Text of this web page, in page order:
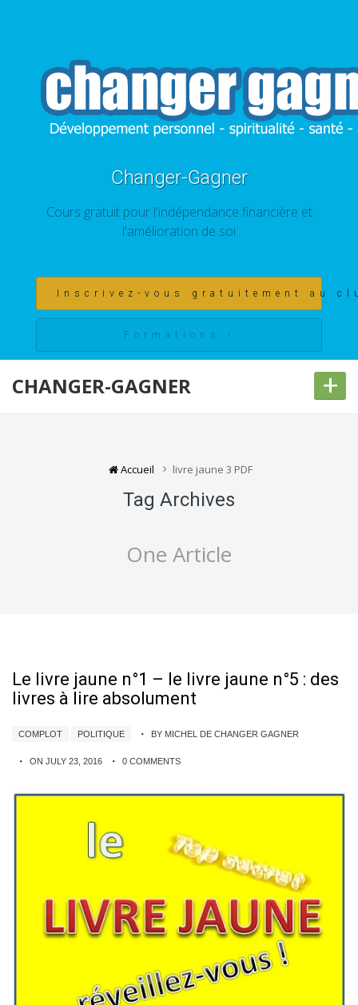
Changer-Gagner
Cours gratuit pour l'indépendance financière et
l'amélioration de soi
Inscrivez-vous gratuitement au
Formations !
CHANGER-GAGNER +
Accueil livre jaune 3 PDF
Tag Archives
One Article
Le livre jaune n°1 – le livre jaune n°5 : des
livres à lire absolument
COMPLOT POLITIQUE BY MICHEL DE CHANGER GAGNER
ON JULY 23, 2016 0 COMMENTS